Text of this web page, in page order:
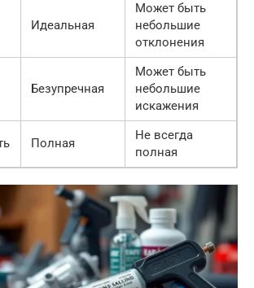
Идеальная
Может быть
небольшие
отклонения
Безупречная
Может быть
небольшие
искажения
Полная
Не всегда
полная